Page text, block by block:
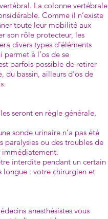
La colonne vertébrale
Comme il n’existe
toute leur mobilité aux
son rôle protecteur, les
divers types d’éléments
permet à l’os de se
parfois possible de retirer
du bassin, ailleurs d’os de
seront en règle générale,
sonde urinaire n’a pas été
paralysies ou des troubles de
immédiate­ment.
interdite pendant un certain
longue : votre chirurgien et
anesthésistes vous